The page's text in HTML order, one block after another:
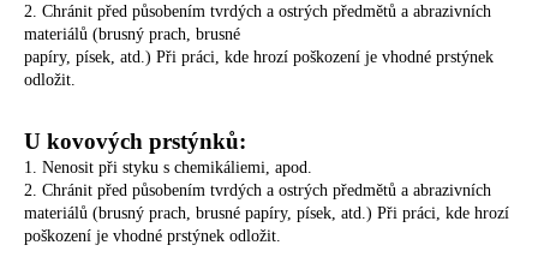
2. Chránit před působením tvrdých a ostrých předmětů a abrazivních
materiálů (brusný prach, brusné
papíry, písek, atd.) Při práci, kde hrozí poškození je vhodné prstýnek
odložit.
U kovových prstýnků:
1. Nenosit při styku s chemikáliemi, apod.
2. Chránit před působením tvrdých a ostrých předmětů a abrazivních
materiálů (brusný prach, brusné papíry, písek, atd.) Při práci, kde hrozí
poškození je vhodné prstýnek odložit.